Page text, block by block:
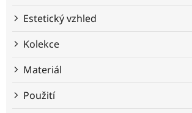
Estetický vzhled
Kolekce
Materiál
Použití